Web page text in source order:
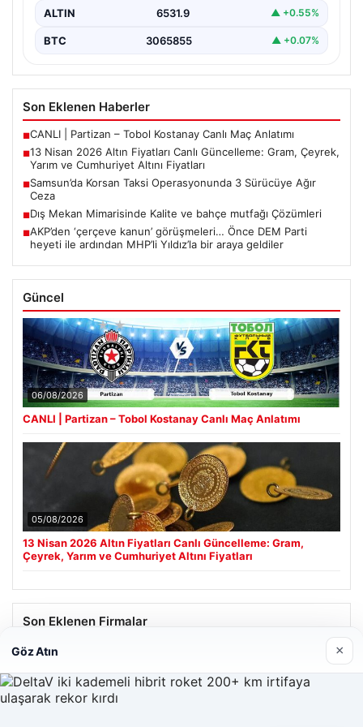
ALTIN 6531.9 ▲ +0.55%
BTC 3065855 ▲ +0.07%
Son Eklenen Haberler
■CANLI | Partizan – Tobol Kostanay Canlı Maç Anlatımı
■13 Nisan 2026 Altın Fiyatları Canlı Güncelleme: Gram, Çeyrek,
Yarım ve Cumhuriyet Altını Fiyatları
■Samsun’da Korsan Taksi Operasyonunda 3 Sürücüye Ağır
Ceza
■Dış Mekan Mimarisinde Kalite ve bahçe mutfağı Çözümleri
■AKP’den ‘çerçeve kanun’ görüşmeleri… Önce DEM Parti
heyeti ile ardından MHP’li Yıldız’la bir araya geldiler
Güncel
06/08/2026
CANLI | Partizan – Tobol Kostanay Canlı Maç Anlatımı
05/08/2026
13 Nisan 2026 Altın Fiyatları Canlı Güncelleme: Gram,
Çeyrek, Yarım ve Cumhuriyet Altını Fiyatları
Son Eklenen Firmalar
Göz Atın ×